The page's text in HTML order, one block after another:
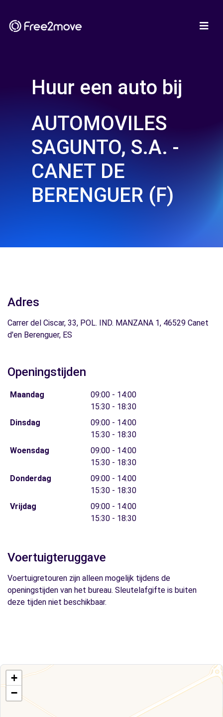
Huur een auto bij
AUTOMOVILES
SAGUNTO, S.A. -
CANET DE
BERENGUER (F)
Adres
Carrer del Ciscar, 33, POL. IND. MANZANA 1, 46529 Canet
d'en Berenguer, ES
Openingstijden
Maandag
09:00 - 14:00
15:30 - 18:30
Dinsdag
09:00 - 14:00
15:30 - 18:30
Woensdag
09:00 - 14:00
15:30 - 18:30
Donderdag
09:00 - 14:00
15:30 - 18:30
Vrijdag
09:00 - 14:00
15:30 - 18:30
Voertuigteruggave
Voertuigretouren zijn alleen mogelijk tijdens de
openingstijden van het bureau. Sleutelafgifte is buiten
deze tijden niet beschikbaar.
+
−